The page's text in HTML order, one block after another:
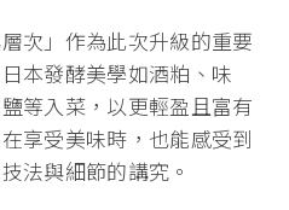
次」作為此次升級的重要
本發酵美學如酒粕、味
等入菜，以更輕盈且富有
享受美味時，也能感受到
法與細節的講究。